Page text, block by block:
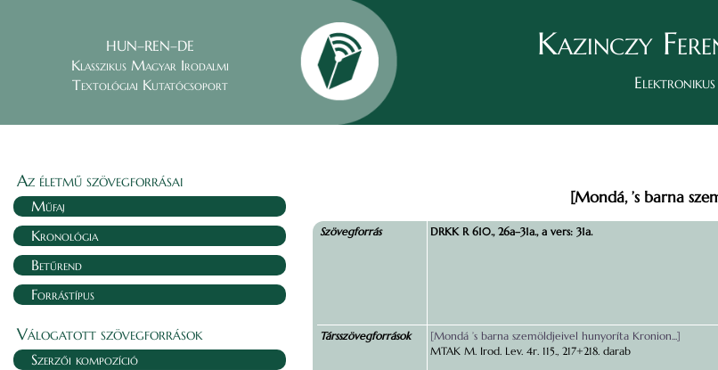
HUN–REN–DE
Klasszikus Magyar Irodalmi
Textológiai Kutatócsoport
Kazinczy
Az életmű szövegforrásai
Műfaj
Kronológia
Betűrend
Forrástípus
Válogatott szövegforrások
Szerzői kompozíció
[Mondá, ’s barna
Szövegforrás DRKK R 610., 26a–31a., a vers: 31a.
Társszövegforrások
[Mondá ’s barna szemöldjeivel hunyoríta Kronion...]
MTAK M. Irod. Lev. 4r. 115., 217+218. darab